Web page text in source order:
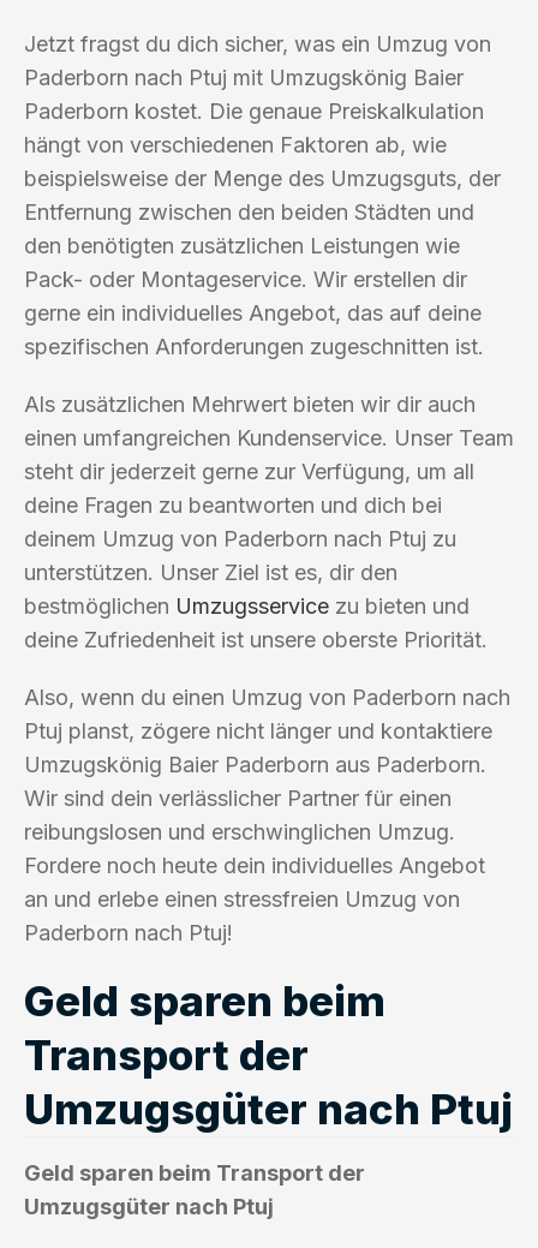
Jetzt fragst du dich sicher, was ein Umzug von
Paderborn nach Ptuj mit Umzugskönig Baier
Paderborn kostet. Die genaue Preiskalkulation
hängt von verschiedenen Faktoren ab, wie
beispielsweise der Menge des Umzugsguts, der
Entfernung zwischen den beiden Städten und
den benötigten zusätzlichen Leistungen wie
Pack- oder Montageservice. Wir erstellen dir
gerne ein individuelles Angebot, das auf deine
spezifischen Anforderungen zugeschnitten ist.
Als zusätzlichen Mehrwert bieten wir dir auch
einen umfangreichen Kundenservice. Unser Team
steht dir jederzeit gerne zur Verfügung, um all
deine Fragen zu beantworten und dich bei
deinem Umzug von Paderborn nach Ptuj zu
unterstützen. Unser Ziel ist es, dir den
bestmöglichen Umzugsservice zu bieten und
deine Zufriedenheit ist unsere oberste Priorität.
Also, wenn du einen Umzug von Paderborn nach
Ptuj planst, zögere nicht länger und kontaktiere
Umzugskönig Baier Paderborn aus Paderborn.
Wir sind dein verlässlicher Partner für einen
reibungslosen und erschwinglichen Umzug.
Fordere noch heute dein individuelles Angebot
an und erlebe einen stressfreien Umzug von
Paderborn nach Ptuj!
Geld sparen beim
Transport der
Umzugsgüter nach Ptuj
Geld sparen beim Transport der
Umzugsgüter nach Ptuj